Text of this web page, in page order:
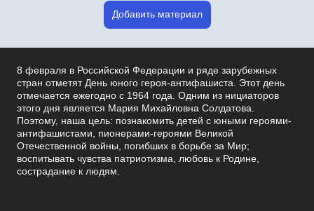
Добавить материал
8 февраля в Российской Федерации и ряде зарубежных
стран отметят День юного героя-антифашиста. Этот день
отмечается ежегодно с 1964 года. Одним из нициаторов
этого дня является Мария Михайловна Солдатова.
Поэтому, наша цель: познакомить детей с юными героями-
антифашистами, пионерами-героями Великой
Отечественной войны, погибших в борьбе за Мир;
воспитывать чувства патриотизма, любовь к Родине,
сострадание к людям.